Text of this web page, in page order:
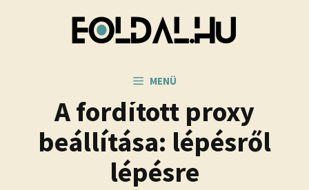
MENÜ
A fordított proxy
beállítása: lépésről
lépésre